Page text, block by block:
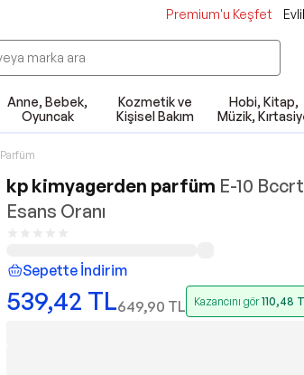
Premium'u Keşfet
Anne, Bebek,
Oyuncak
Kozmetik ve
Kişisel Bakım
Hobi, Kitap,
Müzik,
Parfüm
kp kimyagerden parfüm E-10
Esans Oranı
Sepette İndirim
539,42 TL649,90 TL Kazancını gör110,48